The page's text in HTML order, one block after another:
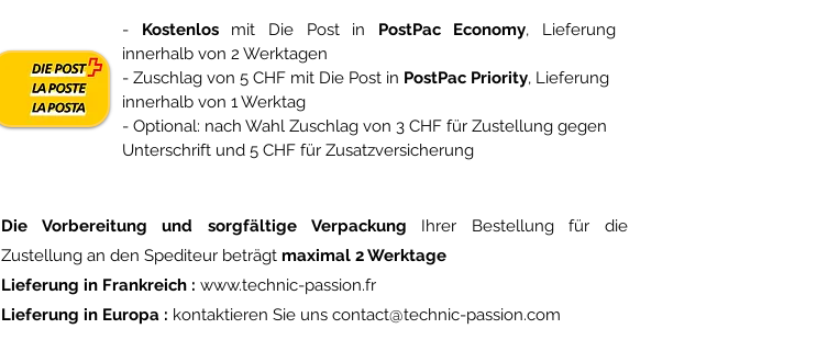
- Kostenlos mit Die Post in PostPac Economy, Lieferung
innerhalb von 2 Werktagen
- Zuschlag von 5 CHF mit Die Post in PostPac Priority, Lieferung
innerhalb von 1 Werktag
- Optional: nach Wahl Zuschlag von 3 CHF für Zustellung gegen
Unterschrift und 5 CHF für Zusatzversicherung
Die Vorbereitung und sorgfältige Verpackung Ihrer Bestellung für die
Zustellung an den Spediteur beträgt maximal 2 Werktage
Lieferung in Frankreich : www.technic-passion.fr
Lieferung in Europa : kontaktieren Sie uns contact@technic-passion.com